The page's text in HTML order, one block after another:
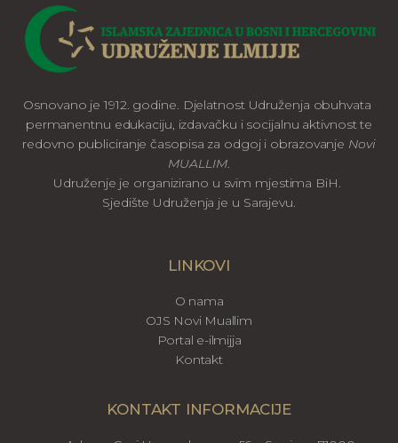
Osnovano je 1912. godine. Djelatnost Udruženja obuhvata
permanentnu edukaciju, izdavačku i socijalnu aktivnost te
redovno publiciranje časopisa za odgoj i obrazovanje Novi
MUALLIM.
Udruženje je organizirano u svim mjestima BiH.
Sjedište Udruženja je u Sarajevu.
LINKOVI
O nama
OJS Novi Muallim
Portal e-ilmijja
Kontakt
KONTAKT INFORMACIJE